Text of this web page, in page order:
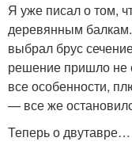
Я уже писал о том,
деревянным
выбрал брус
решение пришло не
все особенности,
— все же
Теперь о двутавре…